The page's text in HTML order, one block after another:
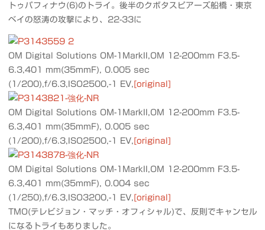
トゥパフィナウ(6)のトライ。後半のクボタスピアーズ船橋・東京
ベイの怒涛の攻撃により、22-33に
OM Digital Solutions OM-1MarkII,OM 12-200mm F3.5-
6.3,401 mm(35mmF), 0.005 sec
(1/200),f/6.3,ISO2500,-1 EV, [original]
OM Digital Solutions OM-1MarkII,OM 12-200mm F3.5-
6.3,401 mm(35mmF), 0.005 sec
(1/200),f/6.3,ISO2500,-1 EV, [original]
OM Digital Solutions OM-1MarkII,OM 12-200mm F3.5-
6.3,401 mm(35mmF), 0.004 sec
(1/250),f/6.3,ISO3200,-1 EV, [original]
TMO(テレビジョン・マッチ・オフィシャル)で、反則でキャンセル
になるトライもありました。